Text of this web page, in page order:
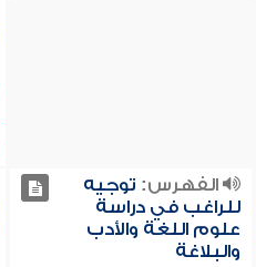
الفهرس: توجيه
للراغب في دراسة
علوم اللغة والأدب
والبلاغة